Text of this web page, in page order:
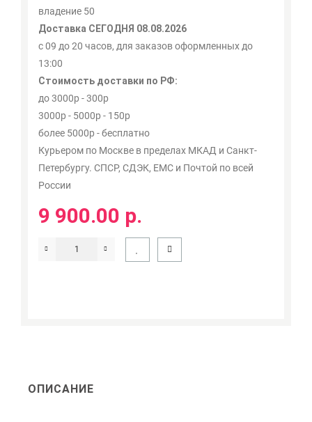
владение 50
Доставка СЕГОДНЯ 08.08.2026
с 09 до 20 часов, для заказов оформленных до
13:00
Стоимость доставки по РФ:
до 3000р - 300р
3000р - 5000р - 150р
более 5000р - бесплатно
Курьером по Москве в пределах МКАД и Санкт-
Петербургу. СПСР, СДЭК, ЕМС и Почтой по всей
России
9 900.00 р.
ОПИСАНИЕ